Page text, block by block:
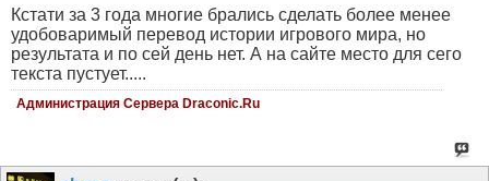
Кстати за 3 года многие брались сделать более менее
удобоваримый перевод истории игрового мира, но
результата и по сей день нет. А на сайте место для сего
текста пустует.....
Администрация Сервера Draconic.Ru